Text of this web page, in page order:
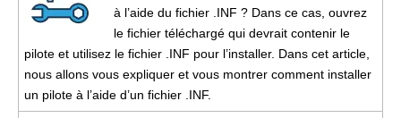
à l’aide du fichier .INF ? Dans ce cas, ouvrez
le fichier téléchargé qui devrait contenir le
pilote et utilisez le fichier .INF pour l’installer. Dans cet article,
nous allons vous expliquer et vous montrer comment installer
un pilote à l’aide d’un fichier .INF.